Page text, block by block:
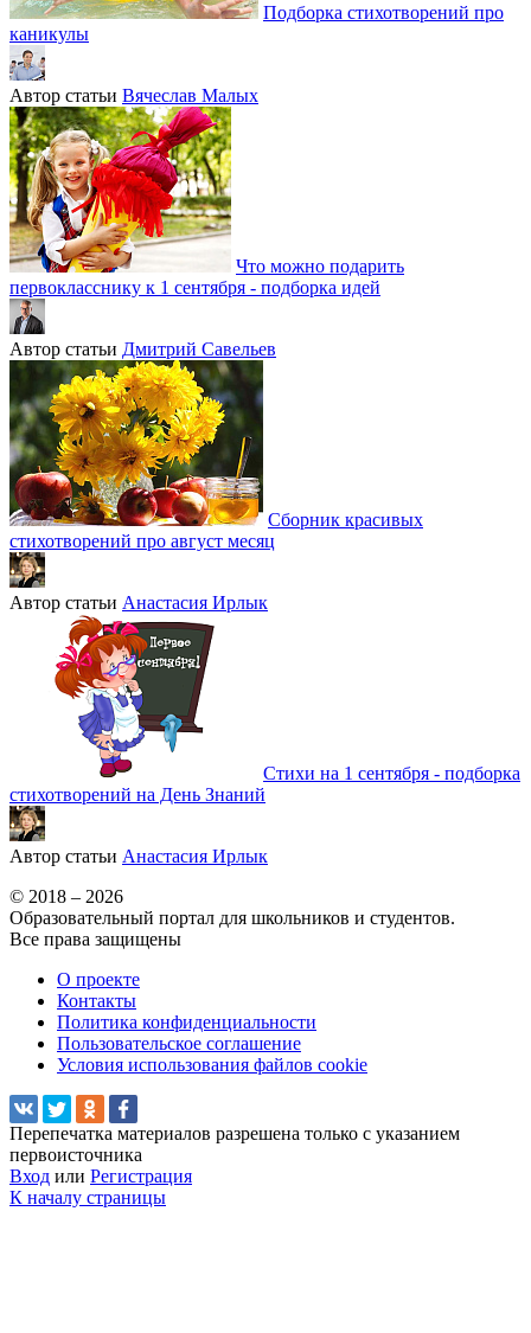
Подборка стихотворений про
каникулы
Автор статьи Вячеслав Малых
Что можно подарить
первокласснику к 1 сентября - подборка идей
Автор статьи Дмитрий Савельев
Сборник красивых
стихотворений про август месяц
Автор статьи Анастасия Ирлык
Стихи на 1 сентября - подборка
стихотворений на День Знаний
Автор статьи Анастасия Ирлык
© 2018 – 2026
Образовательный портал для школьников и студентов.
Все права защищены
О проекте
Контакты
Политика конфиденциальности
Пользовательское соглашение
Условия использования файлов cookie
Перепечатка материалов разрешена только с указанием
первоисточника
Вход или Регистрация
К началу страницы